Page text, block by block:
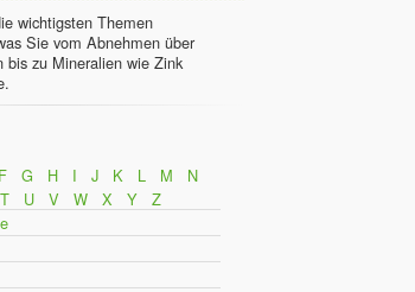
wichtigsten Themen
Sie vom Abnehmen über
bis zu Mineralien wie Zink
F G H I J K L M
N
T U V W X Y
Z